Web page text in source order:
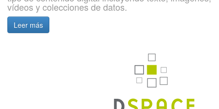
vídeos y colecciones de datos.
Leer más